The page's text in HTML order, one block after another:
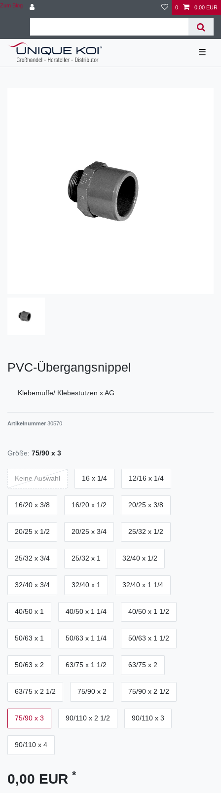
Zum Blog 0 0,00 EUR
☰
PVC-Übergangsnippel
Klebemuffe/ Klebestutzen x AG
Artikelnummer 30570
Größe: 75/90 x 3
Keine Auswahl 16 x 1/4 12/16 x 1/4
16/20 x 3/8 16/20 x 1/2 20/25 x 3/8
20/25 x 1/2 20/25 x 3/4 25/32 x 1/2
25/32 x 3/4 25/32 x 1 32/40 x 1/2
32/40 x 3/4 32/40 x 1 32/40 x 1 1/4
40/50 x 1 40/50 x 1 1/4 40/50 x 1 1/2
50/63 x 1 50/63 x 1 1/4 50/63 x 1 1/2
50/63 x 2 63/75 x 1 1/2 63/75 x 2
63/75 x 2 1/2 75/90 x 2 75/90 x 2 1/2
75/90 x 3 90/110 x 2 1/2 90/110 x 3
90/110 x 4
0,00 EUR *